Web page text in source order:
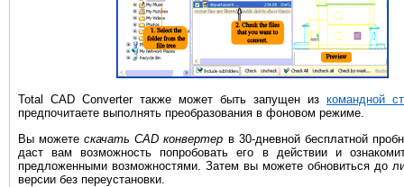
Total CAD Converter также может быть запущен из командной
предпочитаете выполнять преобразования в фоновом режиме.
Вы можетескачать CAD конвертер в 30-дневной бесплатной
даст вам возможность попробовать его в действии и
предложенными возможностями. Затем вы можете обновиться до
версии без переустановки.